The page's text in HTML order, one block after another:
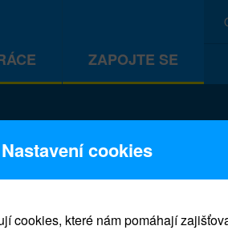
ZAPOJTE SE
Nastavení cookies
cookies, které nám pomáhají